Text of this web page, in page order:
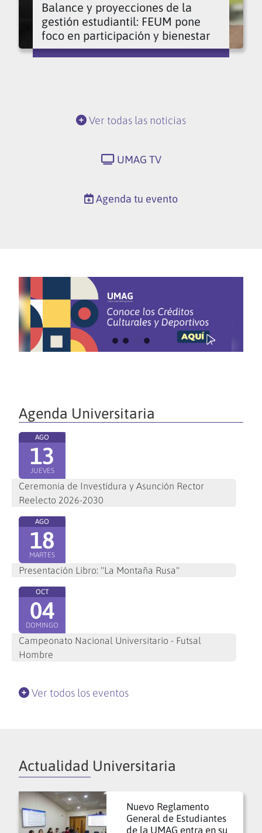
Balance y proyecciones de la
gestión estudiantil: FEUM pone
foco en participación y bienestar
Ver todas las noticias
UMAG TV
Agenda tu evento
Agenda Universitaria
AGO
13
JUEVES
Ceremonia de Investidura y Asunción Rector
Reelecto 2026-2030
AGO
18
MARTES
Presentación Libro: "La Montaña Rusa"
OCT
04
DOMINGO
Campeonato Nacional Universitario - Futsal
Hombre
Ver todos los eventos
Actualidad Universitaria
Nuevo Reglamento
General de Estudiantes
de la UMAG entra en su